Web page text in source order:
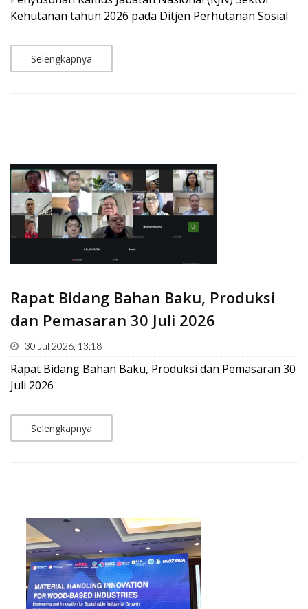
Kehutanan tahun 2026 pada Ditjen Perhutanan Sosial
Selengkapnya
Rapat Bidang Bahan Baku, Produksi
dan Pemasaran 30 Juli 2026
30 Jul 2026, 13:18
Rapat Bidang Bahan Baku, Produksi dan Pemasaran 30
Juli 2026
Selengkapnya